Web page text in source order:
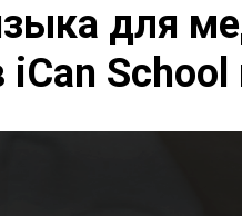
для
iCan